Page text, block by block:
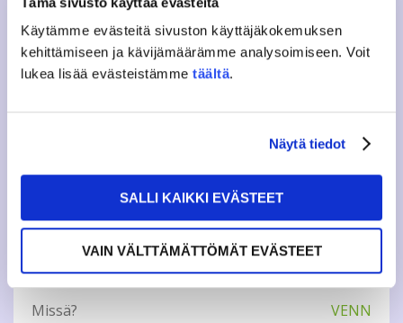
Käytämme evästeitä sivuston käyttäjäkokemuksen
kehittämiseen ja kävijämäärämme analysoimiseen. Voit
lukea lisää evästeistämme täältä.
Näytä tiedot
SALLI KAIKKI EVÄSTEET
VAIN VÄLTTÄMÄTTÖMÄT EVÄSTEET
kannattaa syödä ulkona, joten kokoa kaverisi samaan
pöytään ja nauti yhdessä!
Vapaa pääsy.
INFO
Missä? VENN